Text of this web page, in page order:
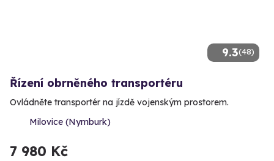
9.3(48)
Řízení obrněného transportéru
Ovládněte transportér na jízdě vojenským prostorem.
Milovice (Nymburk)
7 980 Kč